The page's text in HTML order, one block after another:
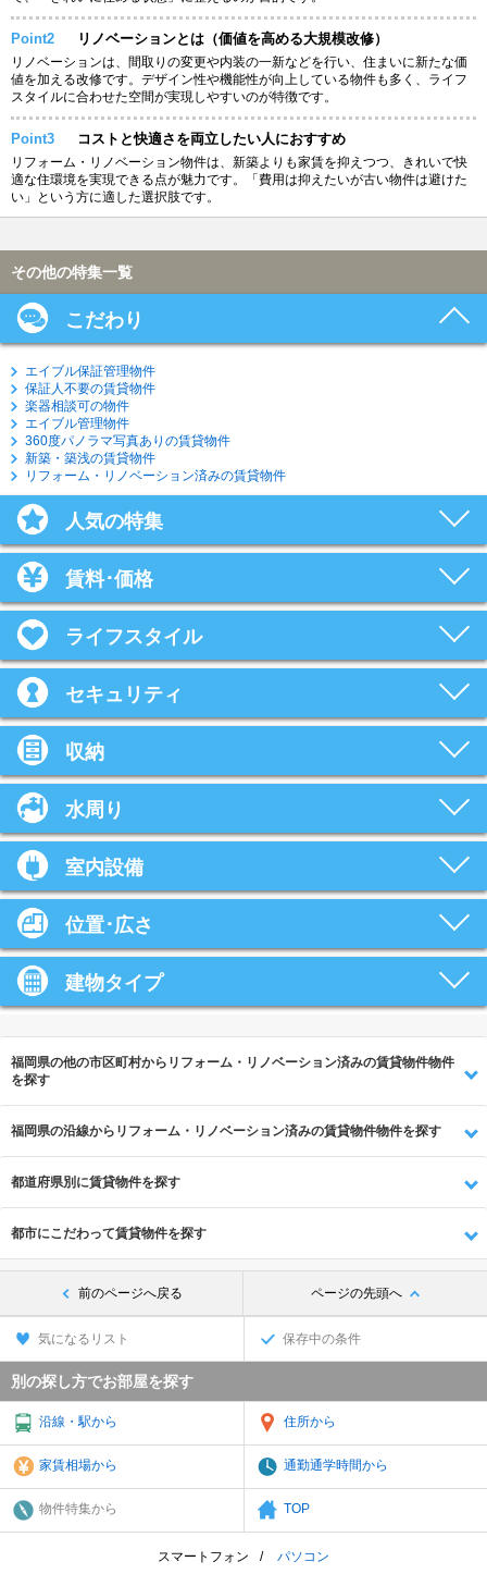
Point2 リノベーションとは（価値を高める大規模改修）
リノベーションは、間取りの変更や内装の一新などを行い、住まいに新たな価
値を加える改修です。デザイン性や機能性が向上している物件も多く、ライフ
スタイルに合わせた空間が実現しやすいのが特徴です。
Point3 コストと快適さを両立したい人におすすめ
リフォーム・リノベーション物件は、新築よりも家賃を抑えつつ、きれいで快
適な住環境を実現できる点が魅力です。「費用は抑えたいが古い物件は避けた
い」という方に適した選択肢です。
その他の特集一覧
こだわり
エイブル保証管理物件
保証人不要の賃貸物件
楽器相談可の物件
エイブル管理物件
360度パノラマ写真ありの賃貸物件
新築・築浅の賃貸物件
リフォーム・リノベーション済みの賃貸物件
人気の特集
賃料･価格
ライフスタイル
セキュリティ
収納
水周り
室内設備
位置･広さ
建物タイプ
福岡県の他の市区町村からリフォーム・リノベーション済みの賃貸物件物件
を探す
福岡県の沿線からリフォーム・リノベーション済みの賃貸物件物件を探す
都道府県別に賃貸物件を探す
都市にこだわって賃貸物件を探す
前のページへ戻る ページの先頭へ
気になるリスト 保存中の条件
別の探し方でお部屋を探す
沿線・駅から 住所から
家賃相場から 通勤通学時間から
物件特集から TOP
スマートフォン パソコン